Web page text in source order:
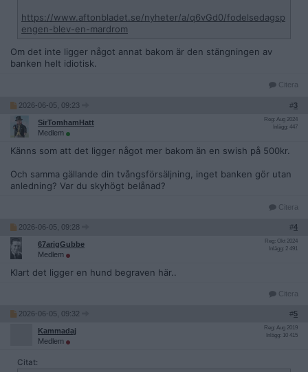
https://www.aftonbladet.se/nyheter/a/q6vGd0/fodelsedagsp
engen-blev-en-mardrom
Om det inte ligger något annat bakom är den stängningen av
banken helt idiotisk.
Citera
2026-06-05, 09:23 #3
SirTomhamHatt
Medlem
Reg: Aug 2024
Inlägg: 447
Känns som att det ligger något mer bakom än en swish på 500kr.
Och samma gällande din tvångsförsäljning, inget banken gör utan
anledning? Var du skyhögt belånad?
Citera
2026-06-05, 09:28 #4
67arigGubbe
Medlem
Reg: Okt 2024
Inlägg: 2 491
Klart det ligger en hund begraven här..
Citera
2026-06-05, 09:32 #5
Kammadaj
Medlem
Reg: Aug 2019
Inlägg: 10 415
Citat: